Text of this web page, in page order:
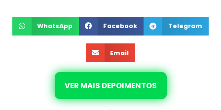
WhatsApp Facebook Telegram
Email
VER MAIS DEPOIMENTOS